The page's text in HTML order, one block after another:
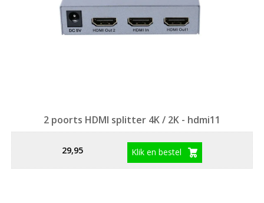
2 poorts HDMI splitter 4K / 2K - hdmi11
29,95 Klik en bestel